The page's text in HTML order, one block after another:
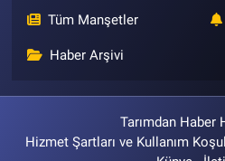
Tüm Manşetler
Haber Arşivi
Tarımdan Haber
Hizmet Şartları ve Kullanım